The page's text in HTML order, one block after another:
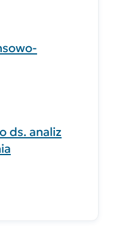
ds. analiz